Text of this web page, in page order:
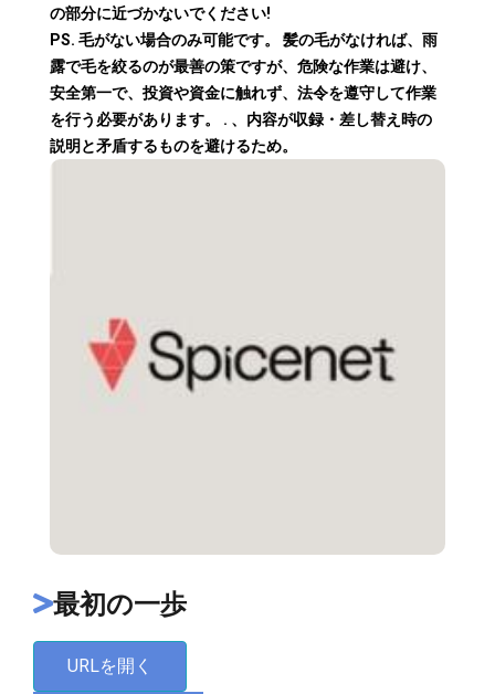
の部分に近づかないでください!
PS. 毛がない場合のみ可能です。 髪の毛がなければ、雨
露で毛を絞るのが最善の策ですが、危険な作業は避け、
安全第一で、投資や資金に触れず、法令を遵守して作業
を行う必要があります。 . 、内容が収録・差し替え時の
説明と矛盾するものを避けるため。
最初の一歩
URLを開く